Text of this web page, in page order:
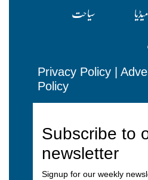
سیاحت
Privacy Policy
Policy
Subscribe to
newsletter
Signup for our weekly